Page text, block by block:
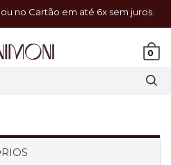
no Cartão em até 6x sem juros.
0